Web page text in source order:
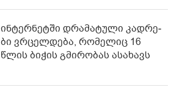
ინ­ტერ­ნეტ­ში დრა­მა­ტუ­ლი კად­რე­
ბი ვრცელდება, რომელიც 16
წლის ბიჭის გმირობას ასახავს